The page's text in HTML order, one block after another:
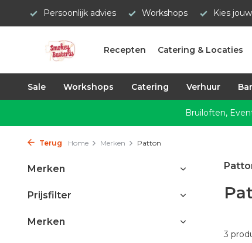
Persoonlijk advies Workshops Kies
Recepten Catering & Locaties
Sale Workshops Catering Verhuur
Bruiloften,
Terug Home Merken Patton
Merken
Prijsfilter
Merken
3